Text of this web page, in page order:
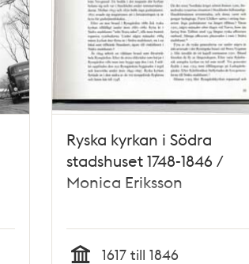
Ryska kyrkan i Södra
stadshuset 1748-1846 /
Monica Eriksson
1617 till 1846